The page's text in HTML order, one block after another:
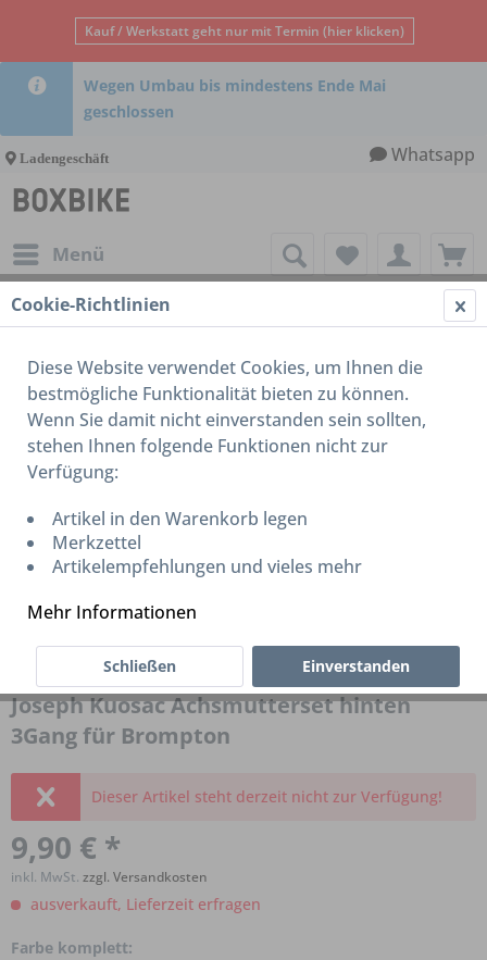
Kauf / Werkstatt geht nur mit Termin (hier klicken)
Wegen Umbau bis mindestens Ende Mai
geschlossen
Ladengeschäft Whatsapp
Menü
Joseph Kuosac Achsmutterset hinten
3Gang für Brompton
Dieser Artikel steht derzeit nicht zur Verfügung!
9,90 € *
inkl. MwSt. zzgl. Versandkosten
ausverkauft, Lieferzeit erfragen
Farbe komplett:
Cookie-Richtlinien
Diese Website verwendet Cookies, um Ihnen die
bestmögliche Funktionalität bieten zu können.
Wenn Sie damit nicht einverstanden sein sollten,
stehen Ihnen folgende Funktionen nicht zur
Verfügung:
Artikel in den Warenkorb legen
Merkzettel
Artikelempfehlungen und vieles mehr
Mehr Informationen
Einverstanden
Schließen